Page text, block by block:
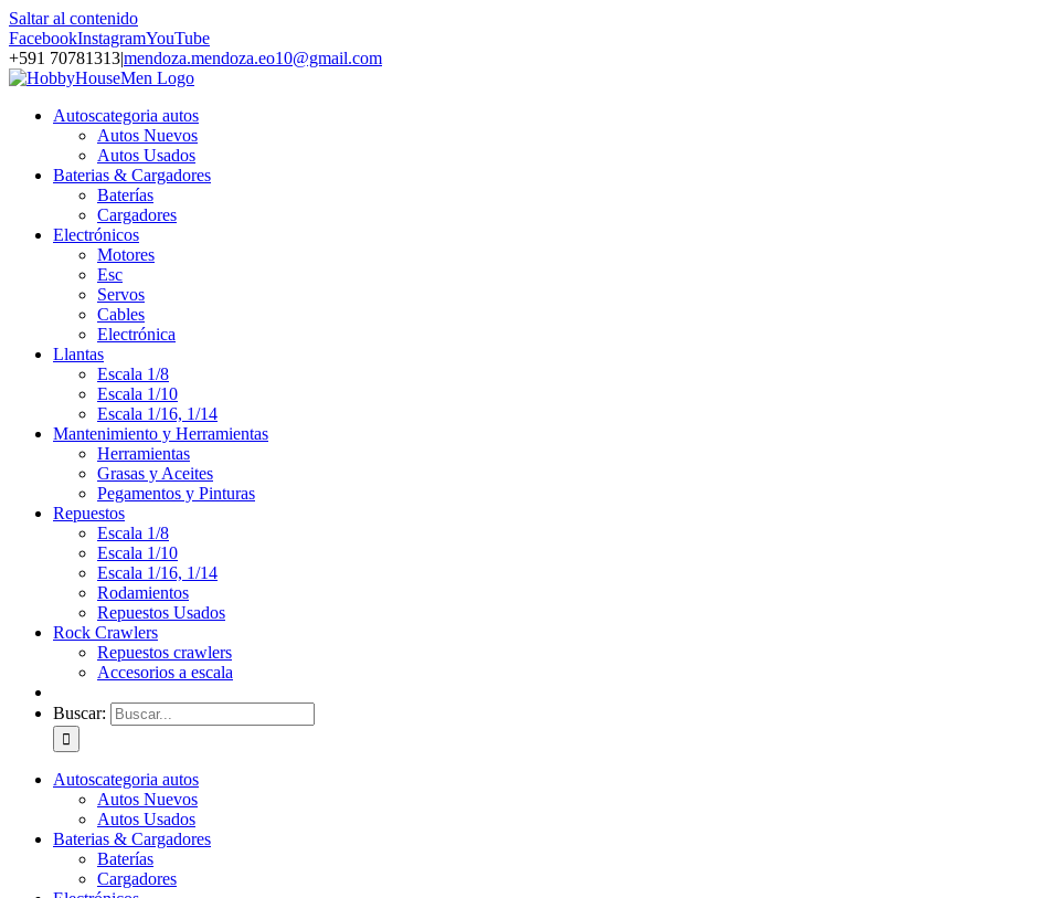
Saltar al contenido
FacebookInstagramYouTube
+591 70781313|mendoza.mendoza.eo10@gmail.com
Autoscategoria autos
Autos Nuevos
Autos Usados
Baterias & Cargadores
Baterías
Cargadores
Electrónicos
Motores
Esc
Servos
Cables
Electrónica
Llantas
Escala 1/8
Escala 1/10
Escala 1/16, 1/14
Mantenimiento y Herramientas
Herramientas
Grasas y Aceites
Pegamentos y Pinturas
Repuestos
Escala 1/8
Escala 1/10
Escala 1/16, 1/14
Rodamientos
Repuestos Usados
Rock Crawlers
Repuestos crawlers
Accesorios a escala
Buscar:
Autoscategoria autos
Autos Nuevos
Autos Usados
Baterias & Cargadores
Baterías
Cargadores